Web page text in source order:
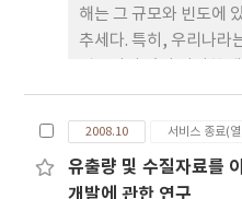
해는 그 규모와 빈도에
추세다. 특히, 우리나라
호우 등과 같은 자연재
다. 이러한 현상은 대기
인한 지구온난화와 엘리
더욱 빈번해질 것으로
2008.10 서비스 종료(
유출량 및 수질자료를